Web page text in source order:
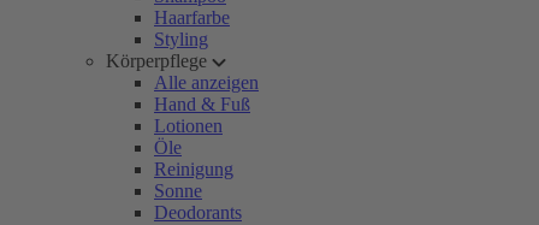
Haarfarbe
Styling
Körperpflege
Alle anzeigen
Hand & Fuß
Lotionen
Öle
Reinigung
Sonne
Deodorants